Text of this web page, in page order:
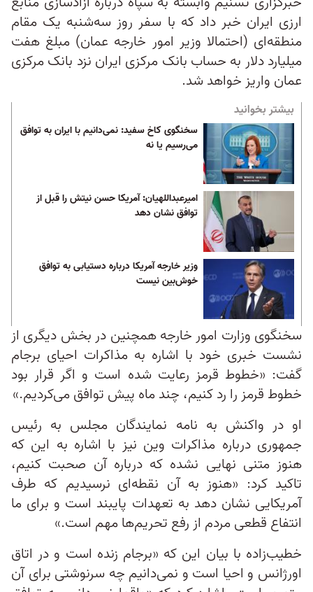
ارزی ایران خبر داد که با سفر روز سه‌شنبه یک مقام
منطقه‌ای (احتمالا وزیر امور خارجه عمان) مبلغ هفت
میلیارد دلار به حساب بانک مرکزی ایران نزد بانک مرکزی
عمان واریز خواهد شد.
بیشتر بخوانید
سخنگوی کاخ سفید: نمی‌دانیم با ایران به توافق
می‌رسیم یا نه
امیرعبداللهیان: آمریکا حسن نیتش را قبل از
توافق نشان دهد
وزیر خارجه آمریکا درباره دستیابی به توافق
خوش‌بین نیست
سخنگوی وزارت امور خارجه همچنین در بخش دیگری از
نشست خبری‌ خود با اشاره به مذاکرات احیای برجام
گفت: «خطوط قرمز رعایت شده است و اگر قرار بود
خطوط قرمز را رد کنیم، چند ماه پیش توافق می‌کردیم.»
او در واکنش به نامه نمایندگان مجلس به رئیس
جمهوری درباره مذاکرات وین نیز با اشاره به این که
هنوز متنی نهایی نشده که درباره آن صحبت کنیم،
تاکید کرد: «هنوز به آن نقطه‌ای نرسیدیم که طرف
آمریکایی نشان دهد به تعهدات پایبند است و برای ما
انتفاع قطعی مردم از رفع تحریم‌ها مهم است.»
خطیب‌زاده با بیان این که «برجام زنده است و در اتاق
اورژانس و احیا است و نمی‌دانیم چه سرنوشتی برای آن